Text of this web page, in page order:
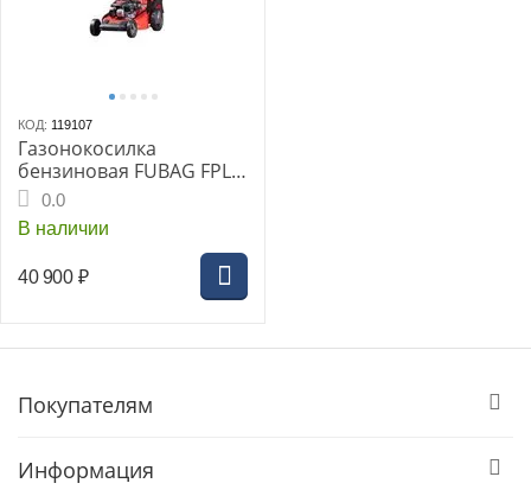
КОД: 119107
Газонокосилка
бензиновая FUBAG FPL
53 SMV (31779)
0.0
В наличии
40 900 ₽
Покупателям
Информация